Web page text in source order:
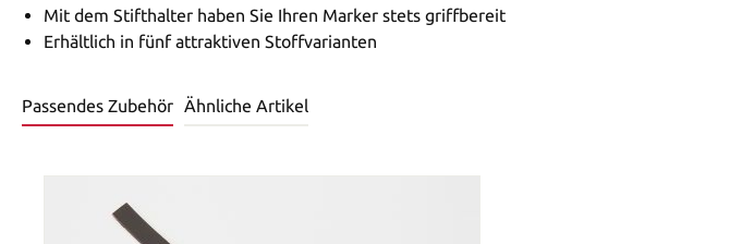
Mit dem Stifthalter haben Sie Ihren Marker stets griffbereit
Erhältlich in fünf attraktiven Stoffvarianten
Passendes Zubehör Ähnliche Artikel